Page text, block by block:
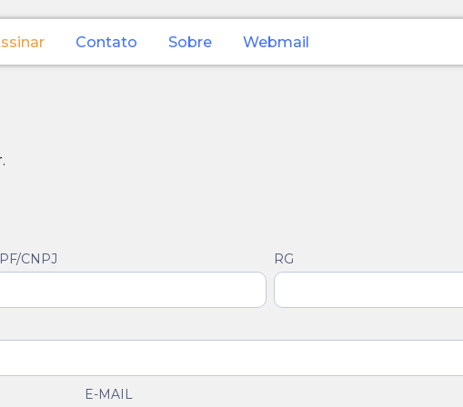
Contato Sobre Webmail
CNPJ RG
E-MAIL